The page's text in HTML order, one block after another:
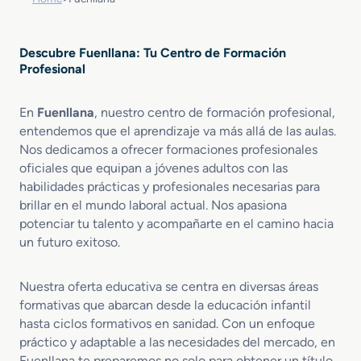
Descubre Fuenllana: Tu Centro de Formación
Profesional
En Fuenllana, nuestro centro de formación profesional,
entendemos que el aprendizaje va más allá de las aulas.
Nos dedicamos a ofrecer formaciones profesionales
oficiales que equipan a jóvenes adultos con las
habilidades prácticas y profesionales necesarias para
brillar en el mundo laboral actual. Nos apasiona
potenciar tu talento y acompañarte en el camino hacia
un futuro exitoso.
Nuestra oferta educativa se centra en diversas áreas
formativas que abarcan desde la educación infantil
hasta ciclos formativos en sanidad. Con un enfoque
práctico y adaptable a las necesidades del mercado, en